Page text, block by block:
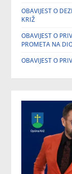
OBAVIJEST O
KRIŽ
OBAVIJEST O
PROMETA NA
OBAVIJEST O